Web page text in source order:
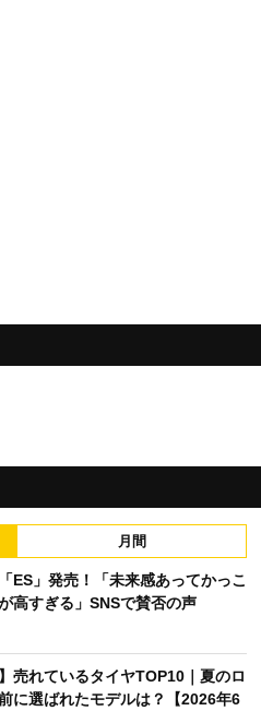
月間
ES」発売！「未来感あってかっこ
高すぎる」SNSで賛否の声
売れているタイヤTOP10｜夏のロ
に選ばれたモデルは？【2026年6